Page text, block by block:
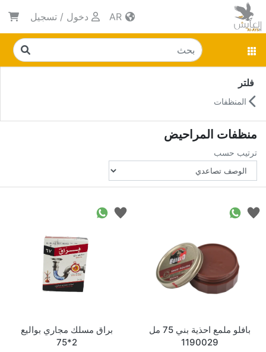
دخول / تسجيل
فلتر
المنظفات
منظفات المراحيض
ترتيب حسب
بافلو ملمع احذية بني 75 مل
1190029
براق مسلك مجاري بواليع
2*75